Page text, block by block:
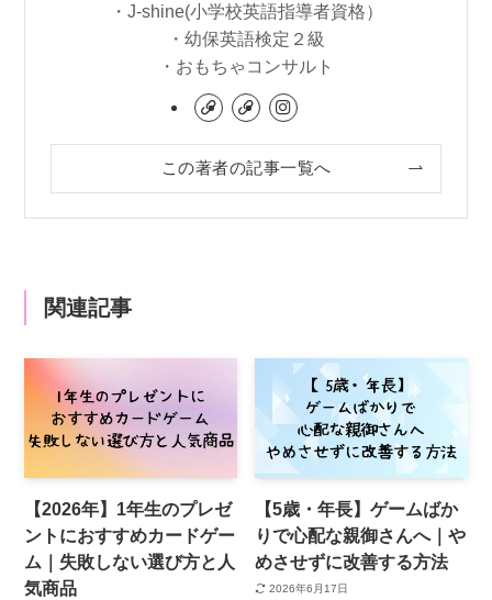
・J-shine(小学校英語指導者資格）
・幼保英語検定２級
・おもちゃコンサルト
この著者の記事一覧へ
関連記事
【2026年】1年生のプレゼ
ントにおすすめカードゲー
ム｜失敗しない選び方と人
気商品
【5歳・年長】ゲームばか
りで心配な親御さんへ｜や
めさせずに改善する方法
2026年6月17日